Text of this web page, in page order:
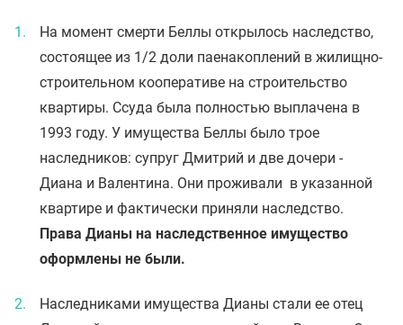
На момент смерти Беллы открылось наследство,
состоящее из 1/2 доли паенакоплений в жилищно-
строительном кооперативе на строительство
квартиры. Ссуда была полностью выплачена в
1993 году. У имущества Беллы было трое
наследников: супруг Дмитрий и две дочери -
Диана и Валентина. Они проживали в указанной
квартире и фактически приняли наследство.
Права Дианы на наследственное имущество
оформлены не были.
Наследниками имущества Дианы стали ее отец